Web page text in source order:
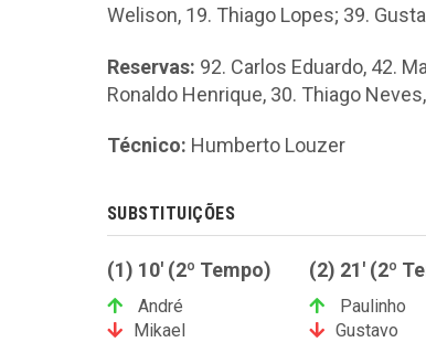
Welison, 19. Thiago Lopes; 39.
Reservas: 92. Carlos Eduardo, 42.
Ronaldo Henrique, 30. Thiago
Técnico: Humberto Louzer
SUBSTITUIÇÕES
(1) 10' (2º Tempo)
André
Mikael
(2) 21' (2º
Paulinho
Gustavo